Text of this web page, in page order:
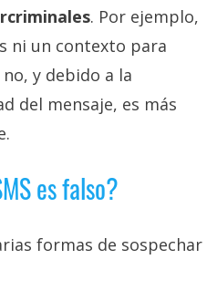
. Por ejemplo,
ni un contexto para
y debido a la
del mensaje, es más
es falso?
formas de sospechar